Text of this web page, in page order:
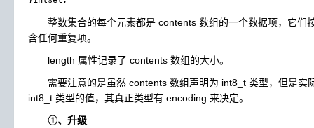
整数集合的每个元素都是 contents 数组的一个数据项，它们
含任何重复项。
length 属性记录了 contents 数组的大小。
需要注意的是虽然 contents 数组声明为 int8_t 类型，但是实
int8_t 类型的值，其真正类型有 encoding 来决定。
①、升级